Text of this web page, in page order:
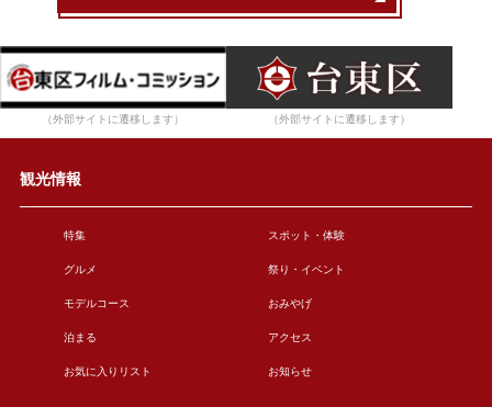
（外部サイトに遷移します） （外部サイトに遷移します）
観光情報
特集 スポット・体験
グルメ 祭り・イベント
モデルコース おみやげ
泊まる アクセス
お気に入りリスト お知らせ